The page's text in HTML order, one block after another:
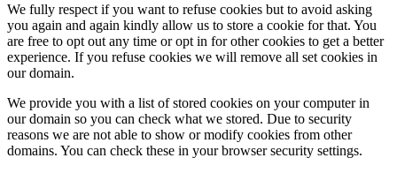
We fully respect if you want to refuse cookies but to avoid asking
you again and again kindly allow us to store a cookie for that. You
are free to opt out any time or opt in for other cookies to get a better
experience. If you refuse cookies we will remove all set cookies in
our domain.
We provide you with a list of stored cookies on your computer in
our domain so you can check what we stored. Due to security
reasons we are not able to show or modify cookies from other
domains. You can check these in your browser security settings.